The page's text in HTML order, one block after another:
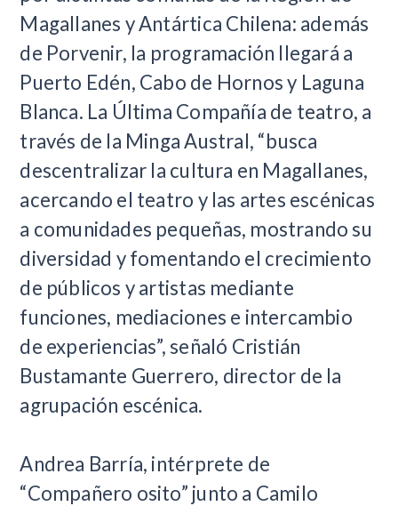
Magallanes y Antártica Chilena: además
de Porvenir, la programación llegará a
Puerto Edén, Cabo de Hornos y Laguna
Blanca. La Última Compañía de teatro, a
través de la Minga Austral, “busca
descentralizar la cultura en Magallanes,
acercando el teatro y las artes escénicas
a comunidades pequeñas, mostrando su
diversidad y fomentando el crecimiento
de públicos y artistas mediante
funciones, mediaciones e intercambio
de experiencias”, señaló Cristián
Bustamante Guerrero, director de la
agrupación escénica.
Andrea Barría, intérprete de
“Compañero osito” junto a Camilo